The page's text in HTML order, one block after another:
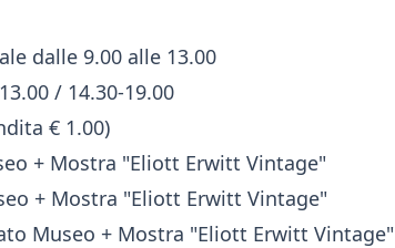
dalle 9.00 alle 13.00
/ 14.30-19.00
€ 1.00)
+ Mostra "Eliott Erwitt Vintage"
+ Mostra "Eliott Erwitt Vintage"
Museo + Mostra "Eliott Erwitt Vintage"